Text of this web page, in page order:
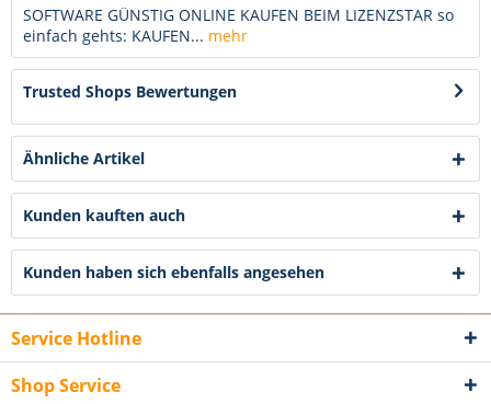
SOFTWARE GÜNSTIG ONLINE KAUFEN BEIM LIZENZSTAR so
einfach gehts: KAUFEN... mehr
Trusted Shops Bewertungen
Ähnliche Artikel
Kunden kauften auch
Kunden haben sich ebenfalls angesehen
Service Hotline
Shop Service